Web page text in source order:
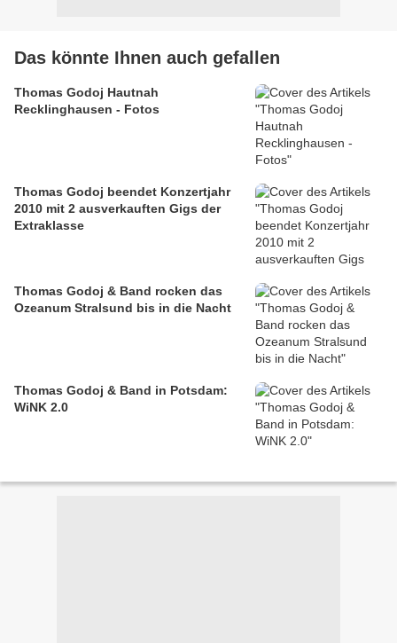
Das könnte Ihnen auch gefallen
Thomas Godoj Hautnah
Recklinghausen - Fotos
Thomas Godoj beendet Konzertjahr
2010 mit 2 ausverkauften Gigs der
Extraklasse
Thomas Godoj & Band rocken das
Ozeanum Stralsund bis in die Nacht
Thomas Godoj & Band in Potsdam:
WiNK 2.0